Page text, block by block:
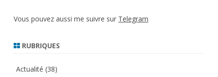
Vous pouvez aussi me suivre sur Telegram
RUBRIQUES
Actualité (38)